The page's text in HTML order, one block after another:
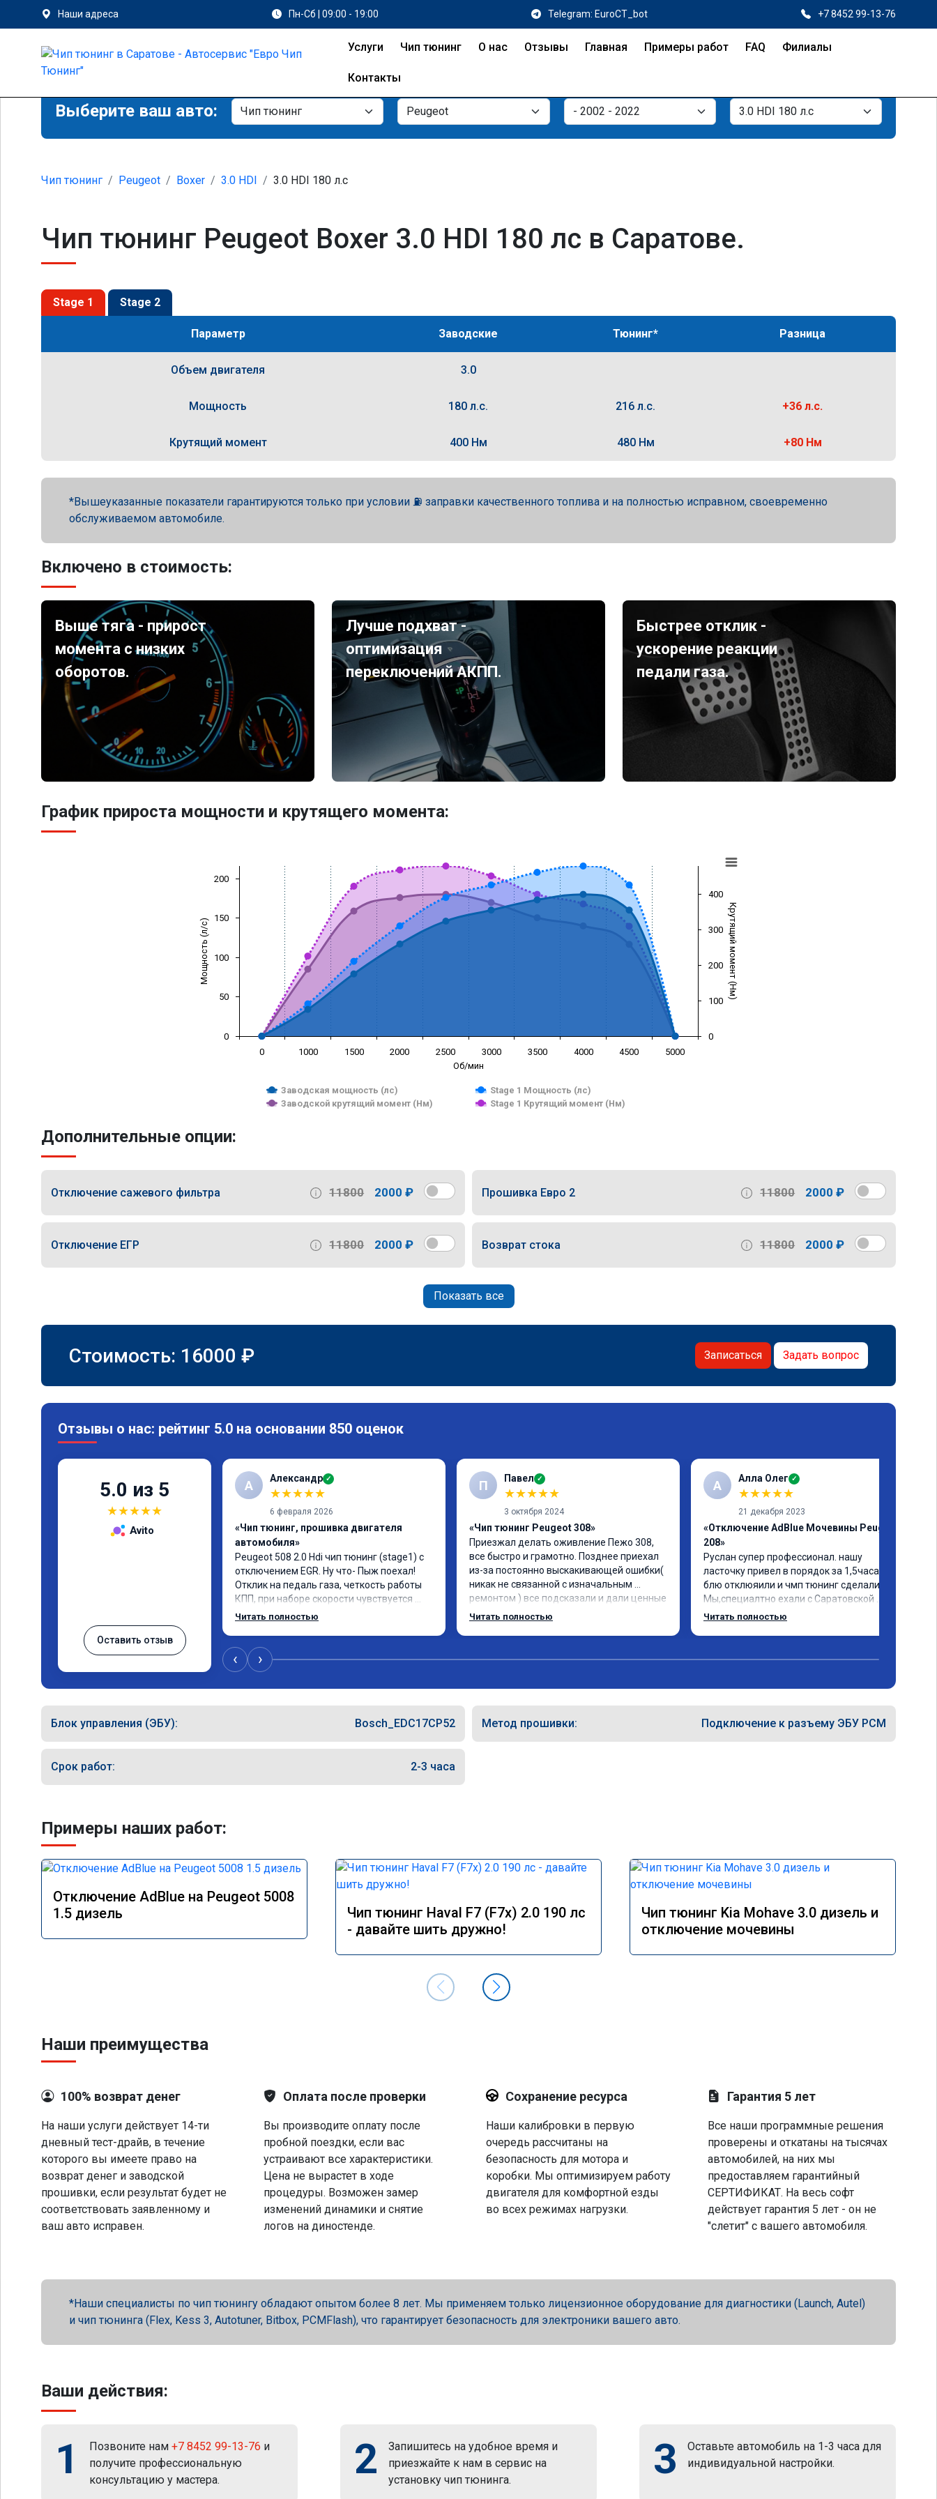
Наши адреса Пн-Сб | 09:00 - 19:00 Telegram: EuroCT_bot +7 8452 99-13-76
Услуги Чип тюнинг О нас Отзывы Главная Примеры работ FAQ Филиалы
Контакты
Выберите ваш авто:
Чип тюнинг Peugeot Boxer 3.0 HDI 3.0 HDI 180 л.с
Чип тюнинг Peugeot Boxer 3.0 HDI 180 лс в Саратове.
Stage 1 Stage 2
Параметр Заводские Тюнинг* Разница
Объем двигателя 3.0
Мощность 180 л.с. 216 л.с. +36 л.с.
Крутящий момент 400 Нм 480 Нм +80 Нм
Вышеуказанные показатели гарантируются только при условии ⛽ заправки качественного топлива и на полностью исправном, своевременно
обслуживаемом автомобиле.
Включено в стоимость:
Выше тяга - прирост
момента с низких
оборотов.
Лучше подхват -
оптимизация
переключений АКПП.
Быстрее отклик -
ускорение реакции
педали газа.
График прироста мощности и крутящего момента:
Об/мин
Мощность (л/с) Крутящий момент (Нм)
Заводская мощность (лс)
Stage 1 Мощность (лс)
Заводской крутящий момент (Нм)
Stage 1 Крутящий момент (Нм)
0 1000 1500 2000 2500 3000 3500 4000 4500 5000
0
50
100
150
200
0
100
200
300
400
Дополнительные опции:
Отключение сажевого фильтра 11800 2000 ₽ Прошивка Евро 2 11800 2000 ₽
Отключение ЕГР 11800 2000 ₽ Возврат стока 11800 2000 ₽
Показать все
Стоимость: 16000 ₽ Записаться Задать вопрос
Отзывы о нас: рейтинг 5.0 на основании 850 оценок
5.0 из 5
★★★★★
Avito
Оставить отзыв
А Александр ✓
★★★★★
6 февраля 2026
«Чип тюнинг, прошивка двигателя
автомобиля»
Peugeot 508 2.0 Hdi чип тюнинг (stage1) с
отключением EGR. Ну что- Пыж поехал!
Отклик на педаль газа, четкость работы
КПП, при наборе скорости чувствуется
солидный запас мощности. Ребята
Читать полностью
П Павел ✓
★★★★★
3 октября 2024
«Чип тюнинг Peugeot 308»
Приезжал делать оживление Пежо 308,
все быстро и грамотно. Позднее приехал
из-за постоянно выскакивающей ошибки(
никак не связанной с изначальным
ремонтом ) все подсказали и дали ценные
указания как поступить. Категорически
Читать полностью
А Алла Олег ✓
★★★★★
21 декабря 2023
«Отключение AdBlue Мочевины Peugeot
208»
Руслан супер профессионал. нашу
ласточку привел в порядок за 1,5часа и
блю отклюяили и чмп тюнинг сделали.
Мы,специалтно ехали с Саратовской
области до Самары и не зря. Но у них есть
Читать полностью
‹ ›
Блок управления (ЭБУ): Bosch_EDC17CP52 Метод прошивки: Подключение к разъему ЭБУ PCM
Срок работ: 2-3 часа
Примеры наших работ:
Отключение AdBlue на Peugeot 5008
1.5 дизель
Чип тюнинг Haval F7 (F7x) 2.0 190 лс
- давайте шить дружно!
Чип тюнинг Kia Mohave 3.0 дизель и
отключение мочевины
Наши преимущества
100% возврат денег
На наши услуги действует 14-ти
дневный тест-драйв, в течение
которого вы имеете право на
возврат денег и заводской
прошивки, если результат будет не
соответствовать заявленному и
ваш авто исправен.
Оплата после проверки
Вы производите оплату после
пробной поездки, если вас
устраивают все характеристики.
Цена не вырастет в ходе
процедуры. Возможен замер
изменений динамики и снятие
логов на диностенде.
Сохранение ресурса
Наши калибровки в первую
очередь рассчитаны на
безопасность для мотора и
коробки. Мы оптимизируем работу
двигателя для комфортной езды
во всех режимах нагрузки.
Гарантия 5 лет
Все наши программные решения
проверены и откатаны на тысячах
автомобилей, на них мы
предоставляем гарантийный
СЕРТИФИКАТ. На весь софт
действует гарантия 5 лет - он не
"слетит" с вашего автомобиля.
Наши специалисты по чип тюнингу обладают опытом более 8 лет. Мы применяем только лицензионное оборудование для диагностики (Launch, Autel)
и чип тюнинга (Flex, Kess 3, Autotuner, Bitbox, PCMFlash), что гарантирует безопасность для электроники вашего авто.
Ваши действия:
1 Позвоните нам +7 8452 99-13-76 и
получите профессиональную
консультацию у мастера.
2
Запишитесь на удобное время и
приезжайте к нам в сервис на
установку чип тюнинга.
3
Оставьте автомобиль на 1-3 часа для
индивидуальной настройки.